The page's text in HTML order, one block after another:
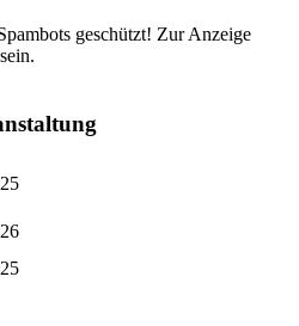
geschützt! Zur Anzeige